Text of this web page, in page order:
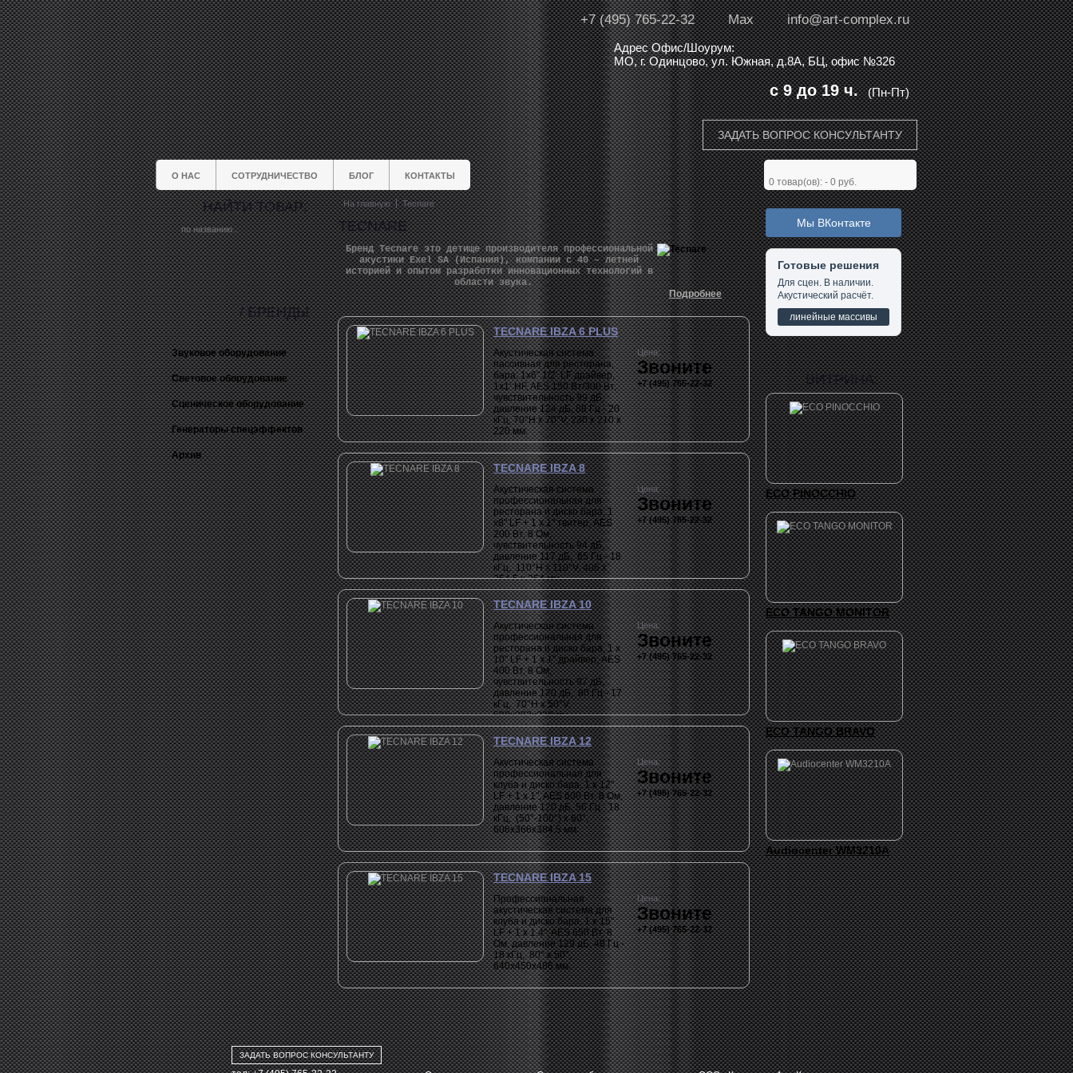
info@art-complex.ru
Max
+7 (495) 765-22-32
Адрес Офис/Шоурум:
МО, г. Одинцово, ул. Южная, д.8А, БЦ, офис №326
(Пн-Пт)
с 9 до 19 ч.
ЗАДАТЬ ВОПРОС КОНСУЛЬТАНТУ
О НАС СОТРУДНИЧЕСТВО БЛОГ КОНТАКТЫ
0 товар(ов): - 0 руб.
НАЙТИ ТОВАР:
Звуковое оборудование
Световое оборудование
Сценическое оборудование
Генераторы спецэффектов
Архив
/ БРЕНДЫ
На главную Tecnare
TECNARE
Бренд Tecnare это детище производителя профессиональной
акустики Exel SA (Испания), компании с 40 – летней
историей и опытом разработки инновационных технологий в
области звука.
Подробнее
TECNARE IBZA 6 PLUS
Акустическая система
пассивная для ресторана,
бара: 1x6" 1/2‛ LF драйвер,
1x1‛ HF, AES 150 Вт/300 Вт,
чувствительность 99 дБ,
давление 124 дБ, 88 Гц - 20
кГц, 70°H x 70°V, 230 x 210 x
220 мм.
Цена:
Звоните
+7 (495) 765-22-32
TECNARE IBZA 8
Акустическая система
профессиональная для
ресторана и диско бара, 1
х8" LF + 1 x 1" твитер, AES
200 Вт, 8 Ом,
чувствительность 94 дБ,
давление 117 дБ, 65 Гц - 18
кГц, 110°H x 110°V, 405 x
254,5 x 254 мм.
Цена:
Звоните
+7 (495) 765-22-32
TECNARE IBZA 10
Акустическая система
профессиональная для
ресторана и диско бара, 1 х
10" LF + 1 x 1" драйвер, AES
400 Вт, 8 Ом,
чувствительность 97 дБ,
давление 120 дБ, 80 Гц - 17
кГц, 70°H x 50°V,
500x302x320 мм.
Цена:
Звоните
+7 (495) 765-22-32
TECNARE IBZA 12
Акустическая система
профессиональная для
клуба и диско бара, 1 х 12"
LF + 1 x 1", AES 600 Вт, 8 Ом,
давление 120 дБ, 56 Гц - 18
кГц, (50°-100°) x 60°,
606x366x384.5 мм.
Цена:
Звоните
+7 (495) 765-22-32
TECNARE IBZA 15
Профессиональная
акустическая система для
клуба и диско бара, 1 х 15"
LF + 1 x 1.4", AES 650 Вт, 8
Ом, давление 129 дБ, 48 Гц -
18 кГц, 80° x 50°,
640x450x486 мм.
Цена:
Звоните
+7 (495) 765-22-32
Мы ВКонтакте
Готовые решения
Для сцен. В наличии.
Акустический расчёт.
линейные массивы
ВИТРИНА:
ECO PINOCCHIO
ECO TANGO MONITOR
ECO TANGO BRAVO
Audiocenter WM3210A
ЗАДАТЬ ВОПРОС КОНСУЛЬТАНТУ